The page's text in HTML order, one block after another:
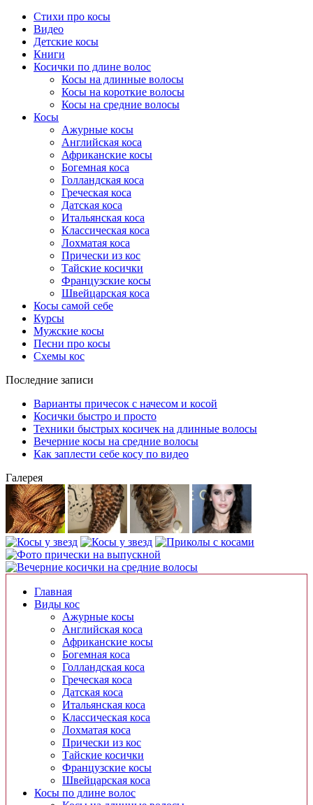
Cтихи про косы
Видео
Детские косы
Книги
Косички по длине волос
Косы на длинные волосы
Косы на короткие волосы
Косы на средние волосы
Косы
Ажурные косы
Английская коса
Африканские косы
Богемная коса
Голландская коса
Греческая коса
Датская коса
Итальянская коса
Классическая коса
Лохматая коса
Прически из кос
Тайские косички
Французские косы
Швейцарская коса
Косы самой себе
Курсы
Мужские косы
Песни про косы
Схемы кос
Последние записи
Варианты причесок с начесом и косой
Косички быстро и просто
Техники быстрых косичек на длинные волосы
Вечерние косы на средние волосы
Как заплести себе косу по видео
Галерея
Главная
Виды кос
Ажурные косы
Английская коса
Африканские косы
Богемная коса
Голландская коса
Греческая коса
Датская коса
Итальянская коса
Классическая коса
Лохматая коса
Прически из кос
Тайские косички
Французские косы
Швейцарская коса
Косы по длине волос